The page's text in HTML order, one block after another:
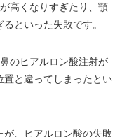
高くなりすぎたり、顎
といった失敗です。
のヒアルロン酸注射が
置と違ってしまったとい
、ヒアルロン酸の失敗